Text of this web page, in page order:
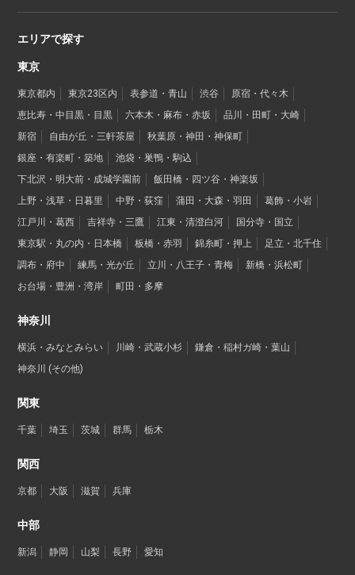
エリアで探す
東京
東京都内 東京23区内 表参道・青山 渋谷
原宿・代々木
恵比寿・中目黒・目黒
六本木・麻布・赤坂
品川・田町・大崎
新宿
自由が丘・三軒茶屋
秋葉原・神田・神保町
銀座・有楽町・築地
池袋・巣鴨・駒込
下北沢・明大前・成城学園前
飯田橋・四ツ谷・神楽坂
上野・浅草・日暮里
中野・荻窪 蒲田・大森・羽田
葛飾・小岩
江戸川・葛西
吉祥寺・三鷹 江東・清澄白河
国分寺・国立
東京駅・丸の内・日本橋
板橋・赤羽 錦糸町・押上
足立・北千住
調布・府中
練馬・光が丘 立川・八王子・青梅
新橋・浜松町
お台場・豊洲・湾岸
町田・多摩
神奈川
横浜・みなとみらい 川崎・武蔵小杉
鎌倉・稲村ガ崎・葉山
神奈川 (その他)
関東
千葉 埼玉 茨城 群馬 栃木
関西
京都 大阪 滋賀 兵庫
中部
新潟 静岡 山梨 長野 愛知